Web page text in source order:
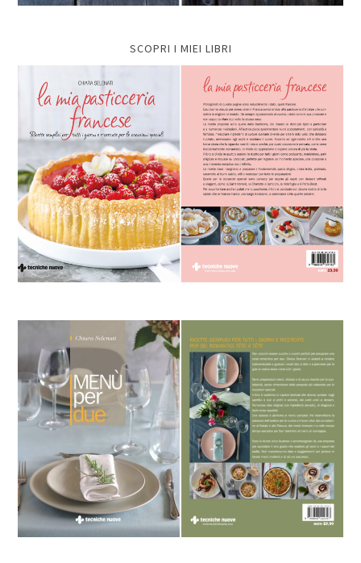
SCOPRI I MIEI LIBRI